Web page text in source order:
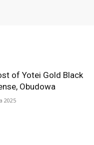
of Yotei Gold Black
Obudowa
2025